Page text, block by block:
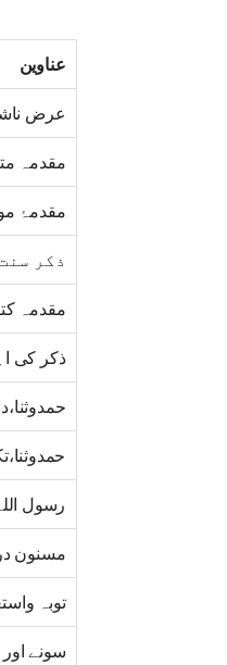
عناوین
عرض
مقدمہ
مقدمۂ
ذکر
مقدمہ
ذکر کی
رسول
مسنون
توبہ
سونے اور